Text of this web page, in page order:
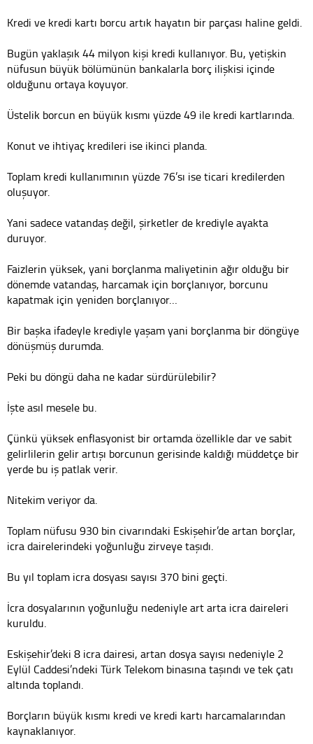
Kredi ve kredi kartı borcu artık hayatın bir parçası haline geldi.
Bugün yaklaşık 44 milyon kişi kredi kullanıyor. Bu, yetişkin
nüfusun büyük bölümünün bankalarla borç ilişkisi içinde
olduğunu ortaya koyuyor.
Üstelik borcun en büyük kısmı yüzde 49 ile kredi kartlarında.
Konut ve ihtiyaç kredileri ise ikinci planda.
Toplam kredi kullanımının yüzde 76’sı ise ticari kredilerden
oluşuyor.
Yani sadece vatandaş değil, şirketler de krediyle ayakta
duruyor.
Faizlerin yüksek, yani borçlanma maliyetinin ağır olduğu bir
dönemde vatandaş, harcamak için borçlanıyor, borcunu
kapatmak için yeniden borçlanıyor…
Bir başka ifadeyle krediyle yaşam yani borçlanma bir döngüye
dönüşmüş durumda.
Peki bu döngü daha ne kadar sürdürülebilir?
İşte asıl mesele bu.
Çünkü yüksek enflasyonist bir ortamda özellikle dar ve sabit
gelirlilerin gelir artışı borcunun gerisinde kaldığı müddetçe bir
yerde bu iş patlak verir.
Nitekim veriyor da.
Toplam nüfusu 930 bin civarındaki Eskişehir’de artan borçlar,
icra dairelerindeki yoğunluğu zirveye taşıdı.
Bu yıl toplam icra dosyası sayısı 370 bini geçti.
İcra dosyalarının yoğunluğu nedeniyle art arta icra daireleri
kuruldu.
Eskişehir’deki 8 icra dairesi, artan dosya sayısı nedeniyle 2
Eylül Caddesi’ndeki Türk Telekom binasına taşındı ve tek çatı
altında toplandı.
Borçların büyük kısmı kredi ve kredi kartı harcamalarından
kaynaklanıyor.